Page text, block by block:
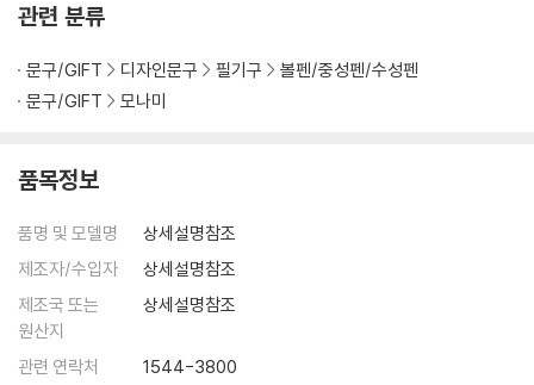
관련 분류
문구/GIFT 디자인문구 필기구
볼펜/중성펜/수성펜
문구/GIFT
모나미
품목정보
품명 및 모델명
상세설명참조
제조자/수입자
상세설명참조
제조국 또는
원산지
상세설명참조
관련 연락처
1544-3800